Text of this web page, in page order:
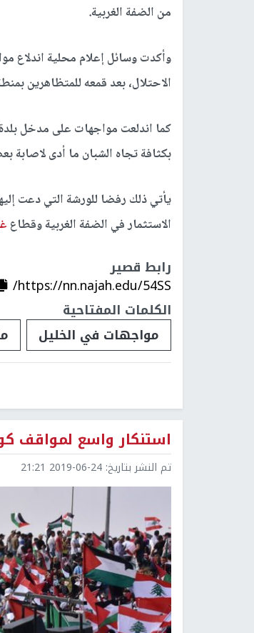
من الضفة الغربية.
وأكدت وسائل إعلام محلية اندلاع
الاحتلال، بعد قمعه للمتظاهرين
كما اندلعت مواجهات على مدخل
بكثافة تجاه الشبان ما أدى لاصابة
يأتي ذلك رفضا للورشة التي دعت
الاستثمار في الضفة الغربية وقطاع
رابط قصير
https://nn.najah.edu/54SS/
الكلمات المفتاحية
مواجهات في الخليل
استنكار واسع لمواقف
تم النشر بتاريخ: 2019-06-24 21:21